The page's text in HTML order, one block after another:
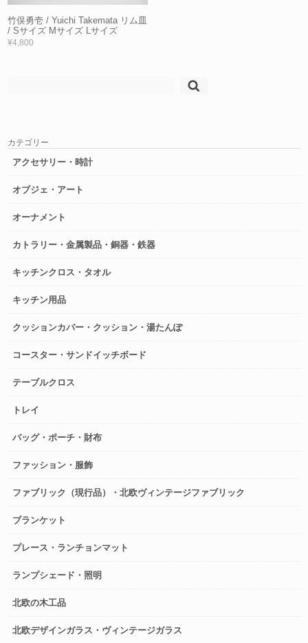
竹俣勇壱 / Yuichi Takemata リム皿
/ Sサイズ Mサイズ Lサイズ
¥4,800
カテゴリー
アクセサリー・時計
オブジェ・アート
オーナメント
カトラリー・金属製品・銅器・鉄器
キッチンクロス・タオル
キッチン用品
クッションカバー・クッション・湯たんぽ
コースター・サンドイッチボード
テーブルクロス
トレイ
バッグ・ポーチ・財布
ファッション・服飾
ファブリック（現行品）・北欧ヴィンテージファブリック
ブランケット
プレース・ランチョンマット
ランプシェード・照明
北欧の木工品
北欧デザインガラス・ヴィンテージガラス